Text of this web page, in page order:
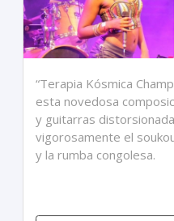
“Terapia Kósmica
esta novedosa
y guitarras
vigorosamente el
y la rumba congolesa.